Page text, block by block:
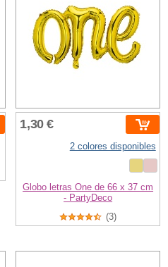
1,30 €
2 colores disponibles
Globo letras One de 66 x 37 cm
- PartyDeco
(3)